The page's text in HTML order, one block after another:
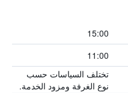
15:00
11:00
تختلف السياسات حسب
نوع الغرفة ومزود الخدمة.